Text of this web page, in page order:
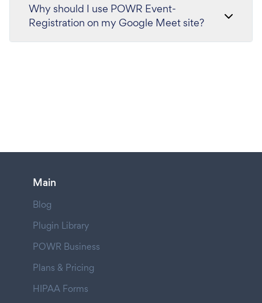
Why should I use POWR Event-
Registration on my Google Meet site?
Main
Blog
Plugin Library
POWR Business
Plans & Pricing
HIPAA Forms